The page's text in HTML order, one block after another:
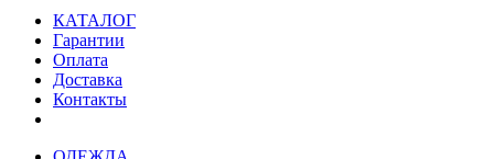
КАТАЛОГ
Гарантии
Оплата
Доставка
Контакты